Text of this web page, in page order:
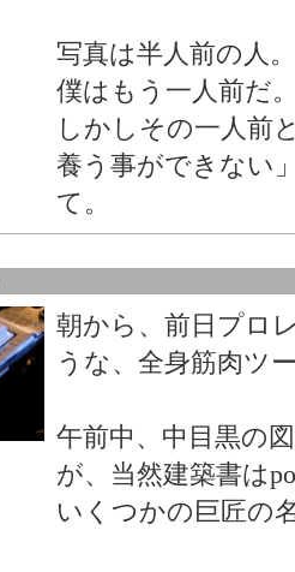
写真は半人前の人。
僕はもう一人前だ
しかしその一人前
養う事ができない
て。
朝から、前日プロ
うな、全身筋肉ツ
午前中、中目黒の
が、当然建築書は
いくつかの巨匠の